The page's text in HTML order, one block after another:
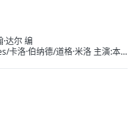
达尔 编
洛·伯纳德/道格·米洛 主演:本
保罗·蒙塔尔班/克莱恩·克劳福
格勒/代尔·戴/杰罗姆·埃勒斯/布
/TimCampbell/马特·多兰/约瑟夫
格林/尼古拉斯·贝尔/肯尼·道提/克
塔莉·杰克逊·门多萨/原丽淇/奥